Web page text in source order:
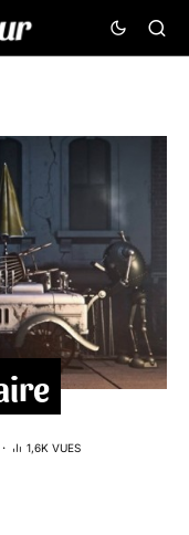
1,6K VUES